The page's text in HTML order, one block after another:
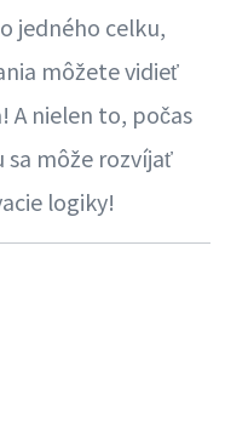
jedného celku,
môžete vidieť
A nielen to, počas
môže rozvíjať
logiky!